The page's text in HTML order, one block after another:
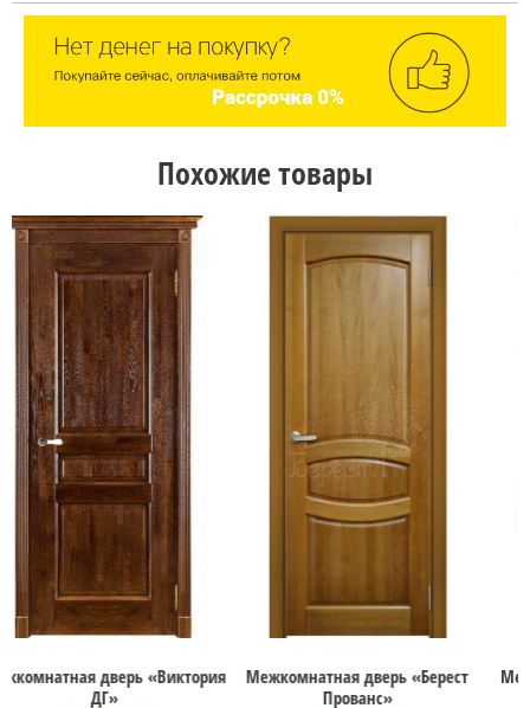
Похожие товары
Межкомнатная дверь «Берест
Межкомнатная дверь «Даяна
Узор»